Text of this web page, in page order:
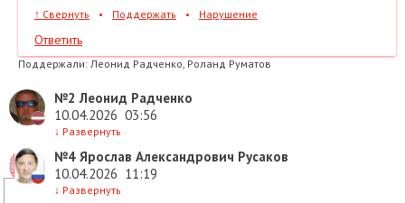
↑ Свернуть • Поддержать • Нарушение
Ответить
Поддержали: Леонид Радченко, Роланд Руматов
№2 Леонид Радченко
10.04.2026 03:56
↓ Развернуть
№4 Ярослав Александрович Русаков
10.04.2026 11:19
↓ Развернуть